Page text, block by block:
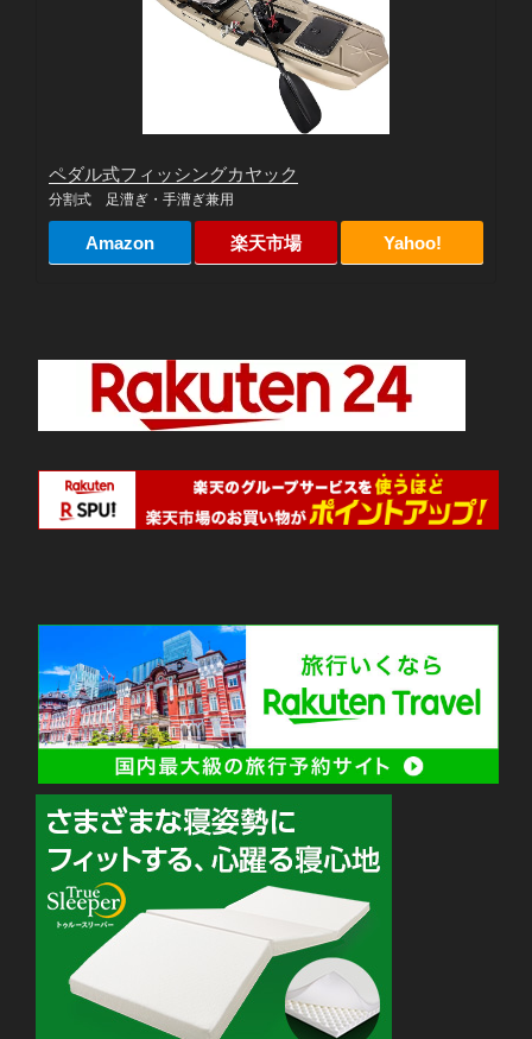
ペダル式フィッシングカヤック
分割式 足漕ぎ・手漕ぎ兼用
Amazon 楽天市場 Yahoo!